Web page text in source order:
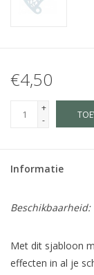
€4,50
+
-
Informatie
Beschikbaarheid:
Met dit sjabloon
effecten in al je